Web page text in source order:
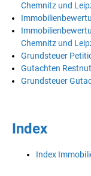
Chemnitz und
Chemnitz und
Grundsteuer
Gutachten
Grundsteuer
Index
Index